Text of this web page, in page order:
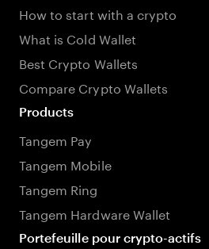
How to start with a crypto
What is Cold Wallet
Best Crypto Wallets
Compare Crypto Wallets
Products
Tangem Pay
Tangem Mobile
Tangem Ring
Tangem Hardware Wallet
Portefeuille pour crypto-actifs